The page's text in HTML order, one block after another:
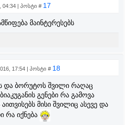
04:34 | პოსტი # 17
მაინტერესებს
17:54 | პოსტი # 18
და ბორუტოს შვილი რაღაც
გენები რა გამოვა
მისი შვილიც ასევე და
რა იქნება